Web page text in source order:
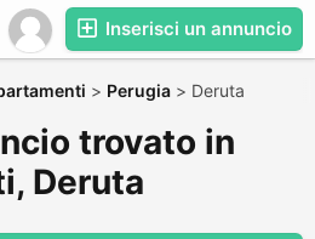
Inserisci un annuncio
> Perugia > Deruta
trovato in
Deruta